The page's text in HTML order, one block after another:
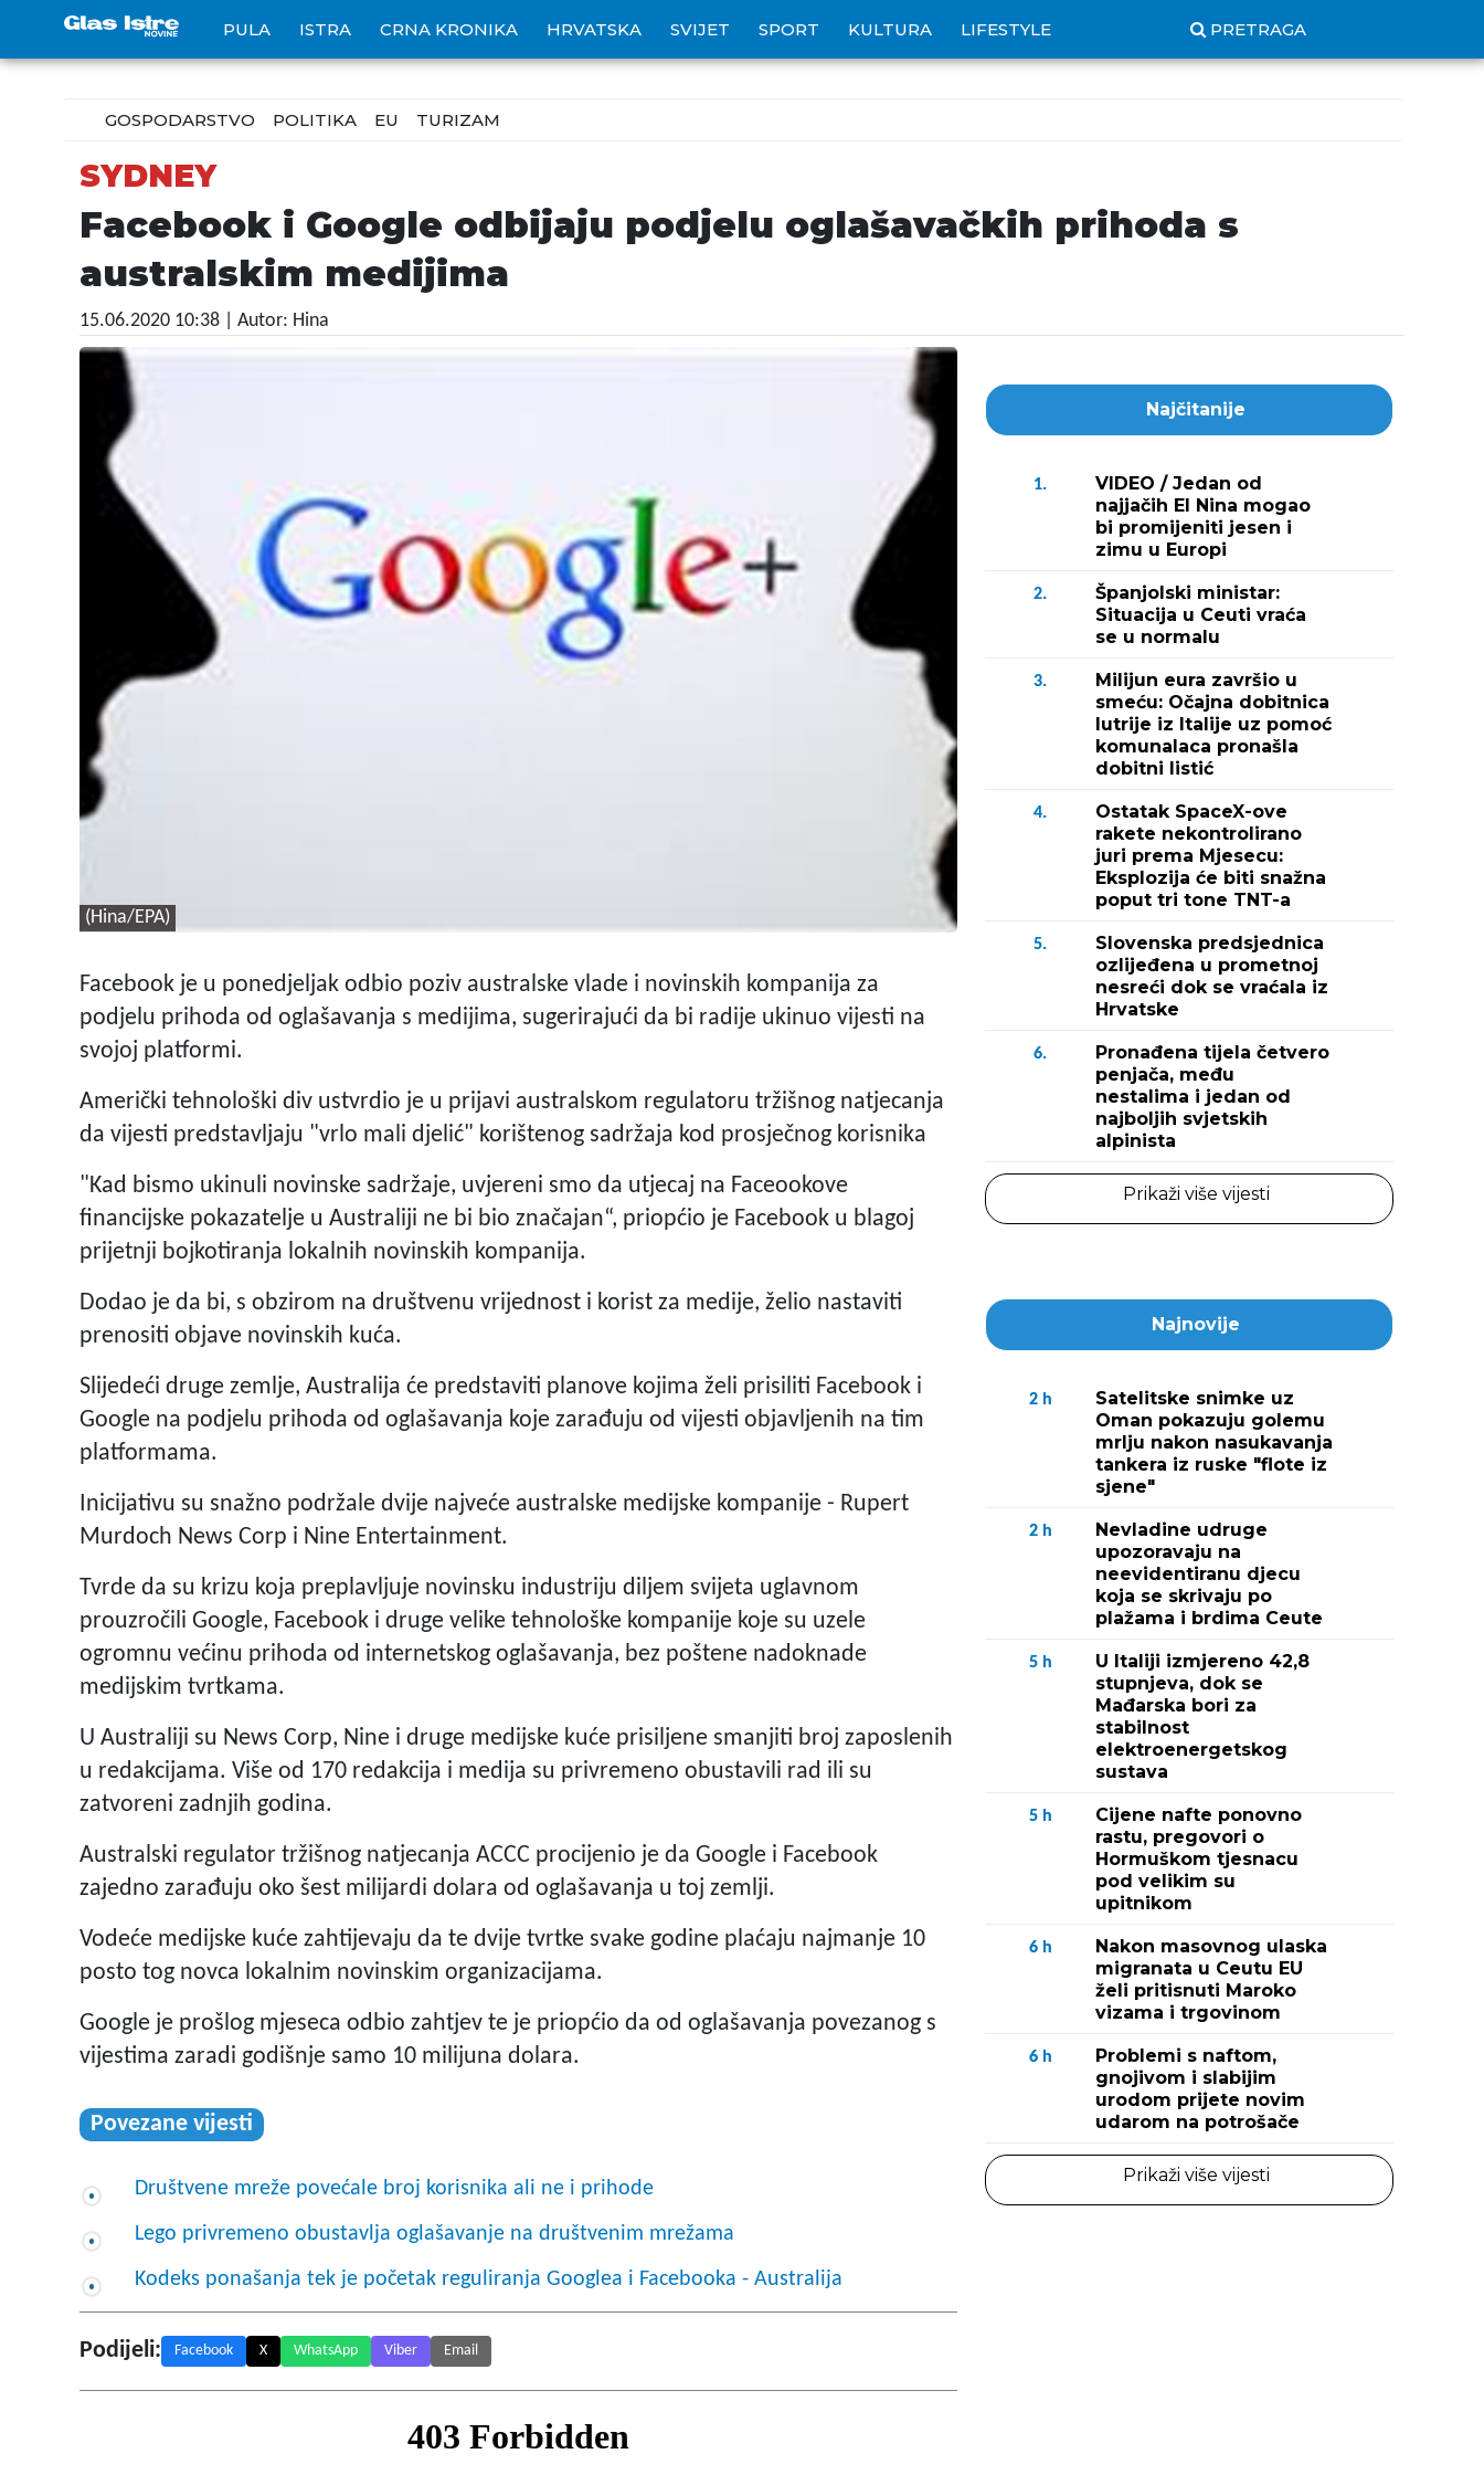
PULA ISTRA CRNA KRONIKA HRVATSKA SVIJET SPORT KULTURA LIFESTYLE PRETRAGA
GOSPODARSTVO POLITIKA EU TURIZAM
SYDNEY
Facebook i Google odbijaju podjelu oglašavačkih prihoda s
australskim medijima
15.06.2020 10:38 | Autor: Hina
(Hina/EPA)
Facebook je u ponedjeljak odbio poziv australske vlade i novinskih kompanija za
podjelu prihoda od oglašavanja s medijima, sugerirajući da bi radije ukinuo vijesti na
svojoj platformi.
Američki tehnološki div ustvrdio je u prijavi australskom regulatoru tržišnog natjecanja
da vijesti predstavljaju "vrlo mali djelić" korištenog sadržaja kod prosječnog korisnika
"Kad bismo ukinuli novinske sadržaje, uvjereni smo da utjecaj na Faceookove
financijske pokazatelje u Australiji ne bi bio značajan“, priopćio je Facebook u blagoj
prijetnji bojkotiranja lokalnih novinskih kompanija.
Dodao je da bi, s obzirom na društvenu vrijednost i korist za medije, želio nastaviti
prenositi objave novinskih kuća.
Slijedeći druge zemlje, Australija će predstaviti planove kojima želi prisiliti Facebook i
Google na podjelu prihoda od oglašavanja koje zarađuju od vijesti objavljenih na tim
platformama.
Inicijativu su snažno podržale dvije najveće australske medijske kompanije - Rupert
Murdoch News Corp i Nine Entertainment.
Tvrde da su krizu koja preplavljuje novinsku industriju diljem svijeta uglavnom
prouzročili Google, Facebook i druge velike tehnološke kompanije koje su uzele
ogromnu većinu prihoda od internetskog oglašavanja, bez poštene nadoknade
medijskim tvrtkama.
U Australiji su News Corp, Nine i druge medijske kuće prisiljene smanjiti broj zaposlenih
u redakcijama. Više od 170 redakcija i medija su privremeno obustavili rad ili su
zatvoreni zadnjih godina.
Australski regulator tržišnog natjecanja ACCC procijenio je da Google i Facebook
zajedno zarađuju oko šest milijardi dolara od oglašavanja u toj zemlji.
Vodeće medijske kuće zahtijevaju da te dvije tvrtke svake godine plaćaju najmanje 10
posto tog novca lokalnim novinskim organizacijama.
Google je prošlog mjeseca odbio zahtjev te je priopćio da od oglašavanja povezanog s
vijestima zaradi godišnje samo 10 milijuna dolara.
Povezane vijesti
Društvene mreže povećale broj korisnika ali ne i prihode
Lego privremeno obustavlja oglašavanje na društvenim mrežama
Kodeks ponašanja tek je početak reguliranja Googlea i Facebooka - Australija
Podijeli: Facebook X WhatsApp Viber Email
Najčitanije
1.
VIDEO / Jedan od
najjačih El Nina mogao
bi promijeniti jesen i
zimu u Europi
2.
Španjolski ministar:
Situacija u Ceuti vraća
se u normalu
3.
Milijun eura završio u
smeću: Očajna dobitnica
lutrije iz Italije uz pomoć
komunalaca pronašla
dobitni listić
4.
Ostatak SpaceX-ove
rakete nekontrolirano
juri prema Mjesecu:
Eksplozija će biti snažna
poput tri tone TNT-a
5.
Slovenska predsjednica
ozlijeđena u prometnoj
nesreći dok se vraćala iz
Hrvatske
6.
Pronađena tijela četvero
penjača, među
nestalima i jedan od
najboljih svjetskih
alpinista
Prikaži više vijesti
Najnovije
2 h
Satelitske snimke uz
Oman pokazuju golemu
mrlju nakon nasukavanja
tankera iz ruske "flote iz
sjene"
2 h
Nevladine udruge
upozoravaju na
neevidentiranu djecu
koja se skrivaju po
plažama i brdima Ceute
5 h
U Italiji izmjereno 42,8
stupnjeva, dok se
Mađarska bori za
stabilnost
elektroenergetskog
sustava
5 h
Cijene nafte ponovno
rastu, pregovori o
Hormuškom tjesnacu
pod velikim su
upitnikom
6 h
Nakon masovnog ulaska
migranata u Ceutu EU
želi pritisnuti Maroko
vizama i trgovinom
6 h
Problemi s naftom,
gnojivom i slabijim
urodom prijete novim
udarom na potrošače
Prikaži više vijesti